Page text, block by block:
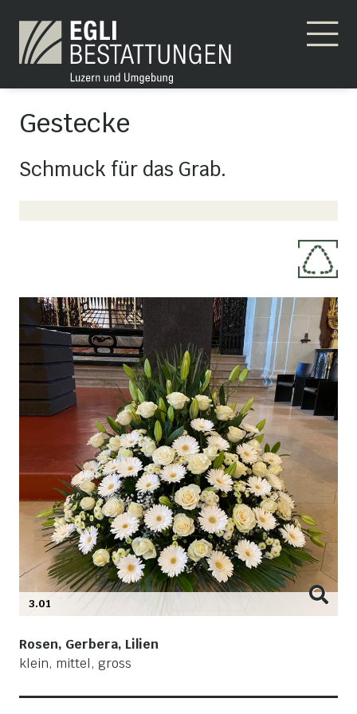
Gestecke
Schmuck für das Grab.
3.01
Rosen, Gerbera, Lilien
klein, mittel, gross